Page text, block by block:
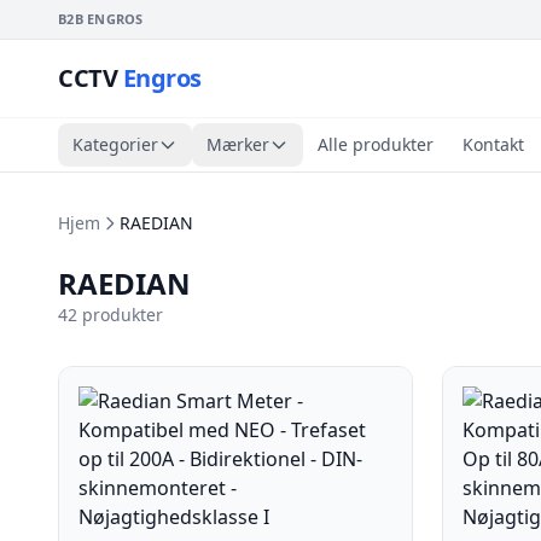
B2B ENGROS
CCTVEngros
Kategorier Mærker Alle produkter Kontakt
Hjem RAEDIAN
RAEDIAN
42 produkter